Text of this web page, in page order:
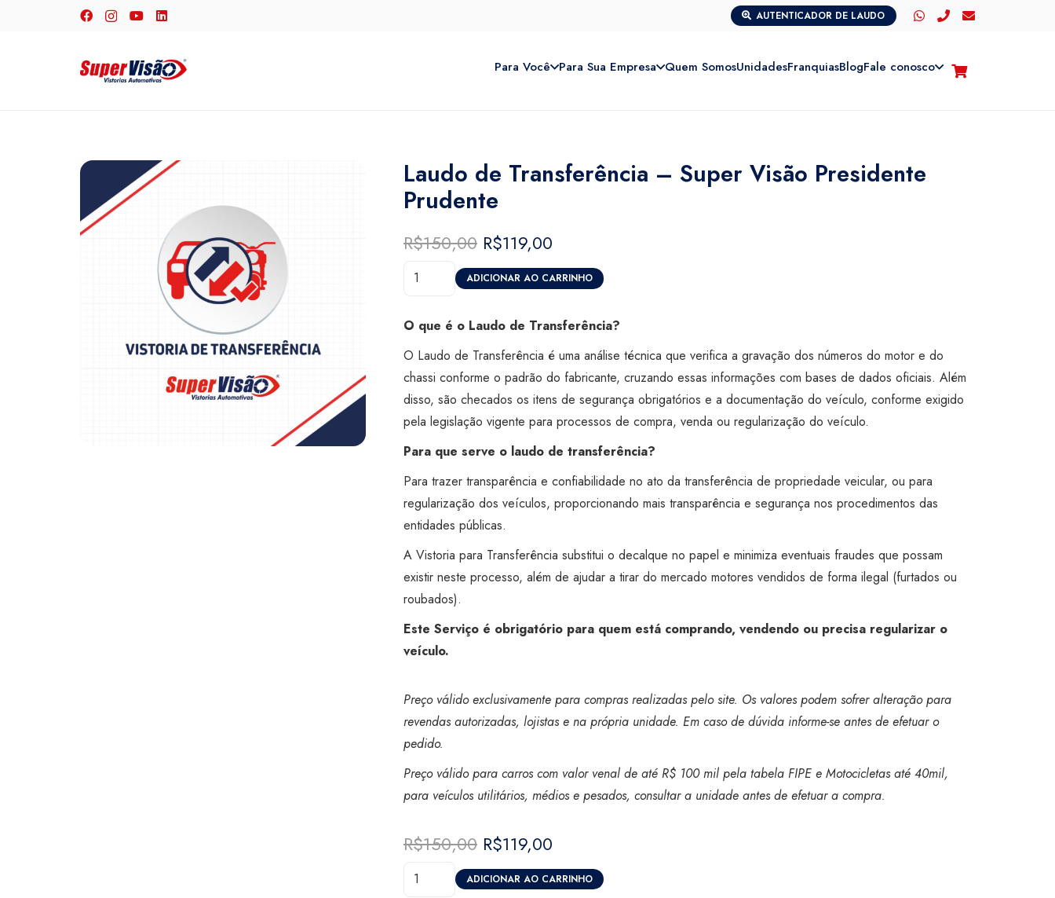
AUTENTICADOR DE LAUDO
Para Você Para Sua Empresa Quem SomosUnidadesFranquiasBlogFale conosco
Laudo de Transferência – Super Visão Presidente
Prudente
R$150,00 O
preço
original
R$150,00.
R$119,00
preço
atual
R$119,00.
Laudo
Transferência
Super
Visão
Presidente
Prudente
quantidade
ADICIONAR AO CARRINHO
O que é o Laudo de Transferência?
O Laudo de Transferência é uma análise técnica que verifica a gravação dos números do motor e do
chassi conforme o padrão do fabricante, cruzando essas informações com bases de dados oficiais. Além
disso, são checados os itens de segurança obrigatórios e a documentação do veículo, conforme exigido
pela legislação vigente para processos de compra, venda ou regularização do veículo.
Para que serve o laudo de transferência?
Para trazer transparência e confiabilidade no ato da transferência de propriedade veicular, ou para
regularização dos veículos, proporcionando mais transparência e segurança nos procedimentos das
entidades públicas.
A Vistoria para Transferência substitui o decalque no papel e minimiza eventuais fraudes que possam
existir neste processo, além de ajudar a tirar do mercado motores vendidos de forma ilegal (furtados ou
roubados).
Este Serviço é obrigatório para quem está comprando, vendendo ou precisa regularizar o
veículo.
Preço válido exclusivamente para compras realizadas pelo site. Os valores podem sofrer alteração para
revendas autorizadas, lojistas e na própria unidade. Em caso de dúvida informe-se antes de efetuar o
pedido.
Preço válido para carros com valor venal de até R$ 100 mil pela tabela FIPE e Motocicletas até 40mil,
para veículos utilitários, médios e pesados, consultar a unidade antes de efetuar a compra.
R$150,00 O
preço
original
R$119,00
preço
atual
Laudo
ADICIONAR AO CARRINHO